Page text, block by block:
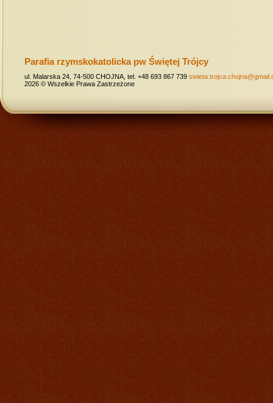
Parafia rzymskokatolicka pw Świętej Trójcy
ul. Malarska 24, 74-500 CHOJNA, tel. +48 693 867 739
2026 © Wszelkie Prawa Zastrzeżone